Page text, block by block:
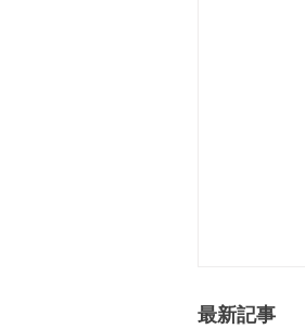
最新記事